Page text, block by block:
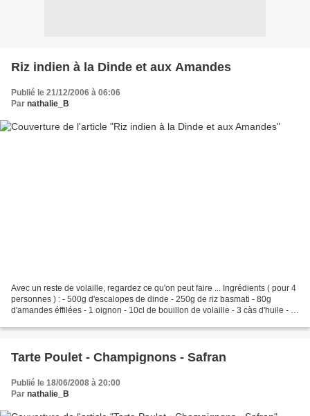
Riz indien à la Dinde et aux Amandes
Publié le 21/12/2006 à 06:06
Par nathalie_B
Avec un reste de volaille, regardez ce qu'on peut faire ... Ingrédients ( pour 4
personnes ) : - 500g d'escalopes de dinde - 250g de riz basmati - 80g
d'amandes éffilées - 1 oignon - 10cl de bouillon de volaille - 3 càs d'huile - 1
Tarte Poulet - Champignons - Safran
Publié le 18/06/2008 à 20:00
Par nathalie_B